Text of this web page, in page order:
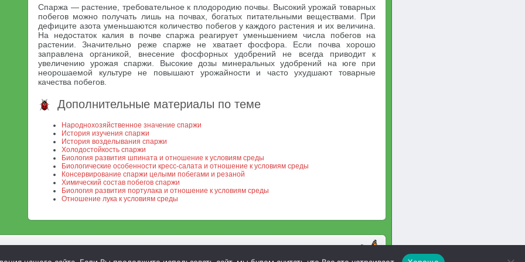
Спаржа — растение, требовательное к плодородию почвы. Высокий урожай товарных
побегов можно получать лишь на почвах, богатых питательными веществами. При
дефиците азота уменьшаются количество побегов у каждого растения и их величина.
На недостаток калия в почве спаржа реагирует уменьшением числа побегов на
растении. Значительно реже спарже не хватает фосфора. Если почва хорошо
заправлена органикой, внесение фосфорных удобрений не всегда приводит к
увеличению урожая спаржи. Высокие дозы минеральных удобрений на юге при
неорошаемой культуре не повышают урожайности и часто ухудшают товарные
качества побегов.
Дополнительные материалы по теме
Народнохозяйственное значение спаржи
История изучения спаржи
История возделывания спаржи
Холодостойкость спаржи
Биология развития шпината и отношение к условиям среды
Биологические особенности кресс-салата и отношение к условиям среды
Консервирование спаржи целыми побегами и резаной
Химический состав побегов спаржи
Биология развития портулака и отношение к условиям среды
Отношение лука к условиям среды